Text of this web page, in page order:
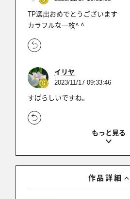
TP選出おめでとうございます
カラフルな一枚^ ^
イリヤ
2023/11/17 09:33:46
すばらしいですね。
2023/11/17 09:31:31
作品詳細